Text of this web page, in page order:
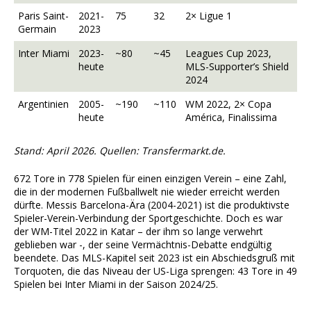
Paris Saint-
Germain
2021-
2023
75 32 2× Ligue 1
Inter Miami
2023-
heute
~80 ~45
Leagues Cup 2023,
MLS-Supporter’s Shield
2024
Argentinien
2005-
heute
~190 ~110
WM 2022, 2× Copa
América, Finalissima
Stand: April 2026. Quellen: Transfermarkt.de.
672 Tore in 778 Spielen für einen einzigen Verein – eine Zahl,
die in der modernen Fußballwelt nie wieder erreicht werden
dürfte. Messis Barcelona-Ära (2004-2021) ist die produktivste
Spieler-Verein-Verbindung der Sportgeschichte. Doch es war
der WM-Titel 2022 in Katar – der ihm so lange verwehrt
geblieben war -, der seine Vermächtnis-Debatte endgültig
beendete. Das MLS-Kapitel seit 2023 ist ein Abschiedsgruß mit
Torquoten, die das Niveau der US-Liga sprengen: 43 Tore in 49
Spielen bei Inter Miami in der Saison 2024/25.